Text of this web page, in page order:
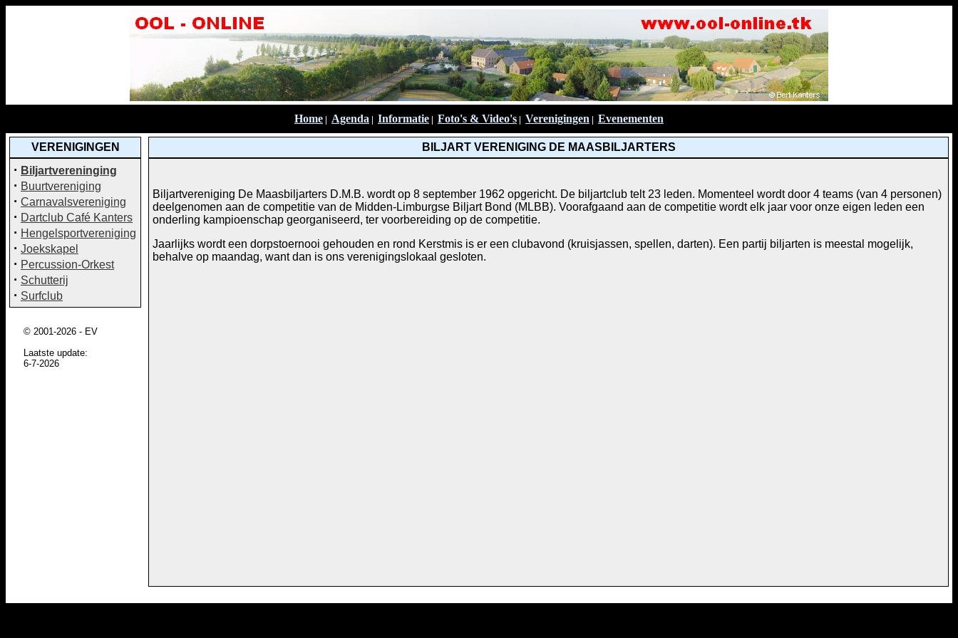
Home | Agenda | Informatie | Foto's & Video's | Verenigingen | Evenementen
VERENIGINGEN
· Biljartvereninging
· Buurtvereniging
· Carnavalsvereniging
· Dartclub Café Kanters
· Hengelsportvereniging
· Joekskapel
· Percussion-Orkest
· Schutterij
· Surfclub
BILJART VERENIGING DE MAASBILJARTERS
Biljartvereniging De Maasbiljarters D.M.B. wordt op 8 september 1962 opgericht. De biljartclub telt 23 leden. Momenteel wordt door 4 teams (van 4 personen)
deelgenomen aan de competitie van de Midden-Limburgse Biljart Bond (MLBB). Voorafgaand aan de competitie wordt elk jaar voor onze eigen leden een
onderling kampioenschap georganiseerd, ter voorbereiding op de competitie.
Jaarlijks wordt een dorpstoernooi gehouden en rond Kerstmis is er een clubavond (kruisjassen, spellen, darten). Een partij biljarten is meestal mogelijk,
behalve op maandag, want dan is ons verenigingslokaal gesloten.